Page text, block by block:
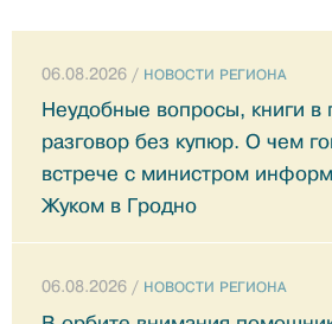
06.08.2026 / НОВОСТИ РЕГИОНА
Неудобные вопросы, книги в
разговор без купюр. О чем
встрече с министром
Жуком в Гродно
06.08.2026 / НОВОСТИ РЕГИОНА